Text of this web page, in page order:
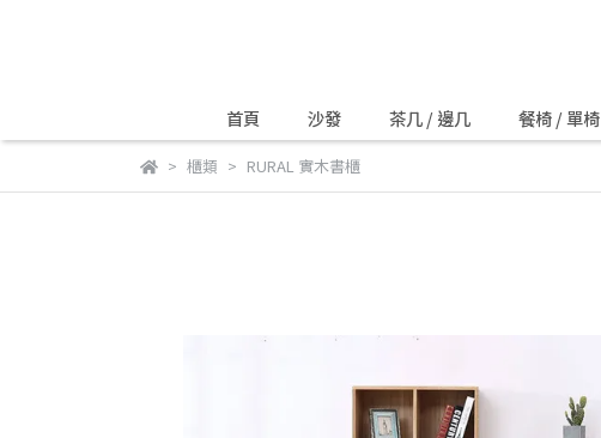
首頁 沙發 茶几 / 邊几 餐椅 / 單椅
櫃類 RURAL 實木書櫃